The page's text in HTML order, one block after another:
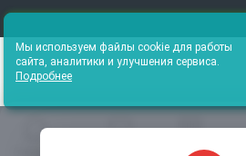
Каталог
Мы используем файлы cookie для работы
сайта, аналитики и улучшения сервиса.
Подробнее